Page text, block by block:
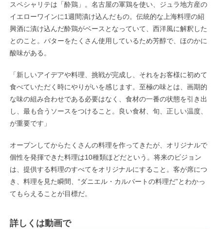
スペシャリテは「酔鶏」。名古屋の軍鶏を使い、ジュラ地方産の
イエローワインに1週間漬け込んだもの。伝統的な上海料理の紹
興酒に漬け込んだ酔鶏がベースとなっていて、西洋風に解釈した
とのこと。バターをたくさん使用しているため芳醇で、ほのかに
酸味がある。
「新しいアイデアや料理、挑戦が完成し、それをお客様に初めて
食べていただく時にやりがいを感じます。至極の味とは、画期的
な味の組み合わせである必要はなく、食材の一番の状態を引き出
し、最も合うソースをつけること。良い食材、旬、正しい温度、
が重要です」
オープンしてからたくさんの料理を作ってきたが、オリジナルで
個性を発揮できた料理は10種類ほどだという。将来のビジョン
は、提供する料理のすべてをオリジナルにすること。客が席につ
き、料理を見た瞬間、“ダニエル・カルバートの料理だ”とわかっ
てもらえることが目標だ。
詳しくは動画で